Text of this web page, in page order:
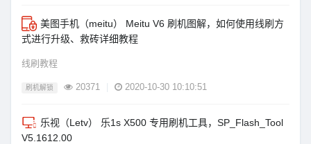
美图手机（meitu） Meitu V6 刷机图解，如何使用线刷方
式进行升级、救砖详细教程
线刷教程
刷机解锁 20371 2020-10-30 10:10:51
乐视（Letv） 乐1s X500 专用刷机工具，SP_Flash_Tool
V5.1612.00